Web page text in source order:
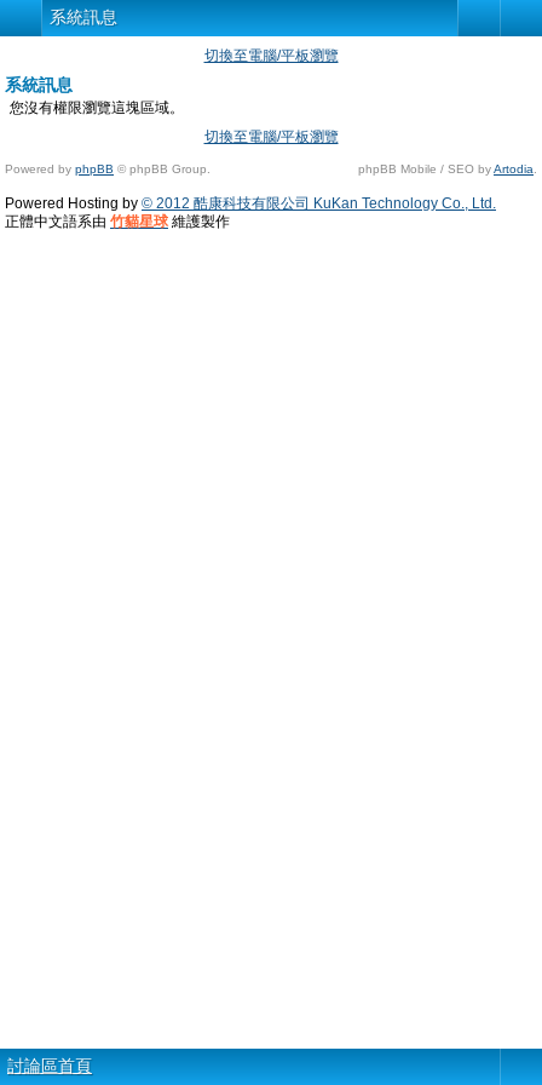
系統訊息
切換至電腦/平板瀏覽
系統訊息
您沒有權限瀏覽這塊區域。
切換至電腦/平板瀏覽
Powered by phpBB © phpBB Group. phpBB Mobile / SEO byArtodia
Powered Hosting by © 2012 酷康科技有限公司 KuKan Technology Co., Ltd.
正體中文語系由 竹貓星球 維護製作
討論區首頁